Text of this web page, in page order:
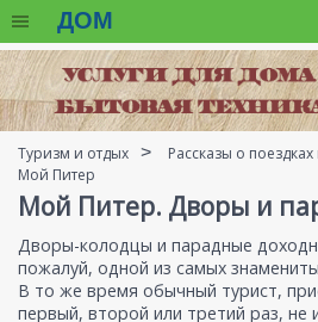
ДОМ
Туризм и отдых
Рассказы о поездках
Мой Питер
Мой Питер. Дворы и
Дворы-колодцы и парадные
пожалуй, одной из самых
В то же время обычный турист,
первый, второй или третий раз, не